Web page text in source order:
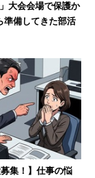
大会会場で保護か
備してきた部活
募集！】仕事の悩